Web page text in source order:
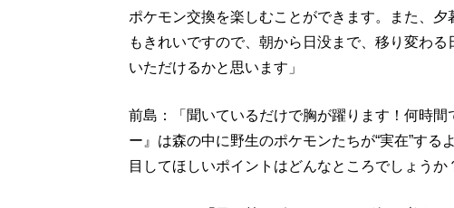
ポケモン交換を楽しむことができます。また、
もきれいですので、朝から日没まで、移り変わ
いただけるかと思います」
前島：「聞いているだけで胸が躍ります！何時
ー』は森の中に野生のポケモンたちが“実在”す
目してほしいポイントはどんなところでしょうか